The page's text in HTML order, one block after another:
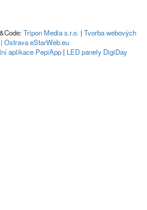
Tripon Media s.r.o.| Tvorba webových
Ostrava eStarWeb.eu
aplikace PepiApp | LED panely DigiDay